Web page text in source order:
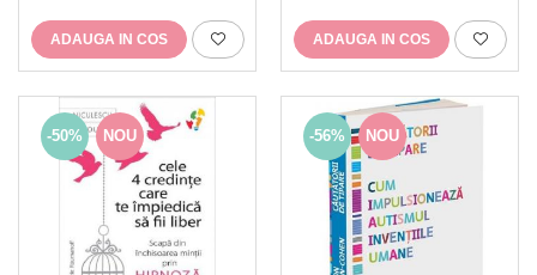
ADAUGA IN COS ADAUGA IN COS
-50% NOU -56% NOU